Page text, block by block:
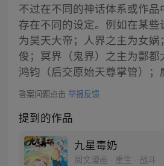
不过在不同的神话体系或作
存在不同的设定。例如在某些
为昊天大帝；人界之主为女娲
俊；冥界（鬼界）之主为酆都
鸿钧（后交原始天尊掌管）；
答案问题点击 举报反馈
提到的作品
九星毒奶
阅文漫画 · 重生 · 战斗